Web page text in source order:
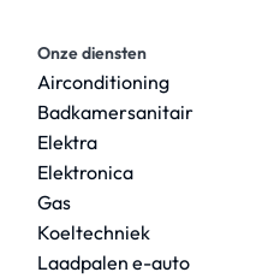
Onze diensten
Airconditioning
Badkamersanitair
Elektra
Elektronica
Gas
Koeltechniek
Laadpalen e-auto